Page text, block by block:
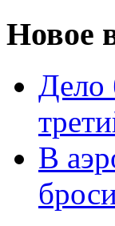
Новое
Дело
В